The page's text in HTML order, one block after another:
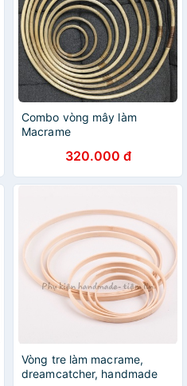
Combo vòng mây làm
Macrame
320.000 đ
Vòng tre làm macrame,
dreamcatcher, handmade